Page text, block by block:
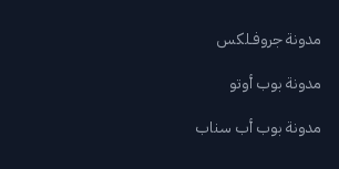
مدونة جروفـلكس
مدونة بوب أوتو
مدونة بوب أب سناب